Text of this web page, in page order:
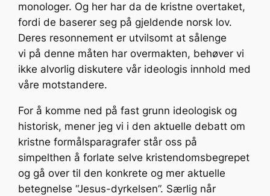
monologer. Og her har da de kristne overtaket,
fordi de baserer seg på gjeldende norsk lov.
Deres resonnement er utvilsomt at sålenge
vi på denne måten har overmakten, behøver vi
ikke alvorlig diskutere vår ideologis innhold med
våre motstandere.
For å komme ned på fast grunn ideologisk og
historisk, mener jeg vi i den aktuelle debatt om
kristne formålsparagrafer står oss på
simpelthen å forlate selve kristendomsbegrepet
og gå over til den konkrete og mer aktuelle
betegnelse “Jesus-dyrkelsen”. Særlig når